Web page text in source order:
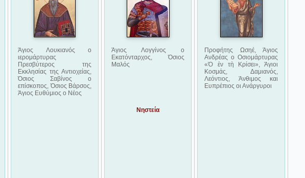
Άγιος Λουκιανός ο
ιερομάρτυρας
Πρεσβύτερος της
Εκκλησίας της Αντιοχείας,
Όσιος Σαβίνος ο
επίσκοπος, Όσιος Βάρσος,
Άγιος Ευθύμιος ο Νέος
Άγιος Λογγίνος ο
Εκατόνταρχος, Όσιος
Μαλός
Νηστεία
Προφήτης Ωσηέ, Άγιος
Ανδρέας ο Οσιομάρτυρας
«Ὁ ἐν τὴ Κρίσει», Άγιοι
Κοσμάς, Δαμιανός,
Λεόντιος, Άνθιμος και
Ευπρέπιος οι Ανάργυροι